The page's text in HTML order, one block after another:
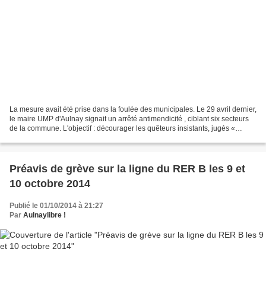
La mesure avait été prise dans la foulée des municipales. Le 29 avril dernier,
le maire UMP d'Aulnay signait un arrêté antimendicité , ciblant six secteurs
de la commune. L'objectif : décourager les quêteurs insistants, jugés «
Préavis de grève sur la ligne du RER B les 9 et
10 octobre 2014
Publié le 01/10/2014 à 21:27
Par Aulnaylibre !